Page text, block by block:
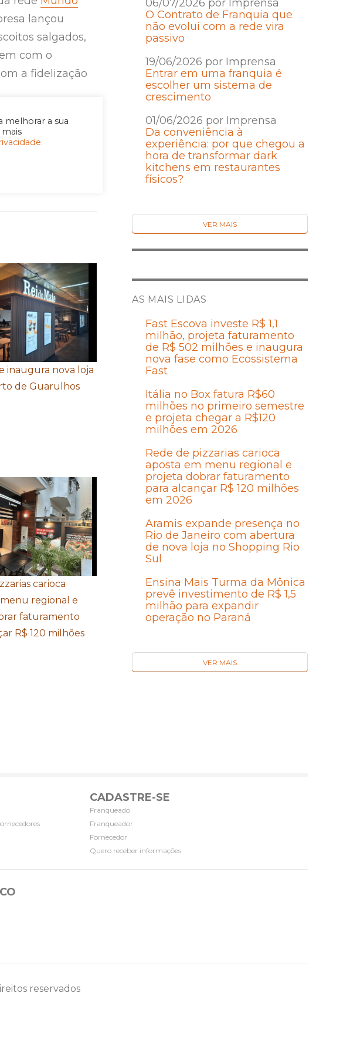
melhorar a sua
lançou
salgados,
com o
a fidelização
inaugura nova loja
de Guarulhos
carioca
regional e
faturamento
R$ 120 milhões
06/07/2026 por Imprensa
O Contrato de Franquia que
não evolui com a rede vira
passivo
19/06/2026 por Imprensa
Entrar em uma franquia é
escolher um sistema de
crescimento
01/06/2026 por Imprensa
Da conveniência à
experiência: por que chegou a
hora de transformar dark
kitchens em restaurantes
físicos?
VER MAIS
AS MAIS LIDAS
Fast Escova investe R$ 1,1
milhão, projeta faturamento
de R$ 502 milhões e inaugura
nova fase como Ecossistema
Fast
Itália no Box fatura R$60
milhões no primeiro semestre
e projeta chegar a R$120
milhões em 2026
Rede de pizzarias carioca
aposta em menu regional e
projeta dobrar faturamento
para alcançar R$ 120 milhões
em 2026
Aramis expande presença no
Rio de Janeiro com abertura
de nova loja no Shopping Rio
Sul
Ensina Mais Turma da Mônica
prevê investimento de R$ 1,5
milhão para expandir
operação no Paraná
VER MAIS
CADASTRE-SE
Franqueado
Franqueador
Fornecedor
Quero receber informações
reservados